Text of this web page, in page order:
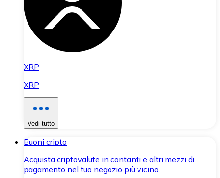
XRP
XRP
Vedi tutto
Buoni cripto
Acquista criptovalute in contanti e altri mezzi di
pagamento nel tuo negozio più vicino.